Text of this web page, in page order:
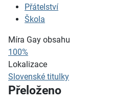
Přátelství
Škola
Míra Gay obsahu
100%
Lokalizace
Slovenské titulky
Přeloženo